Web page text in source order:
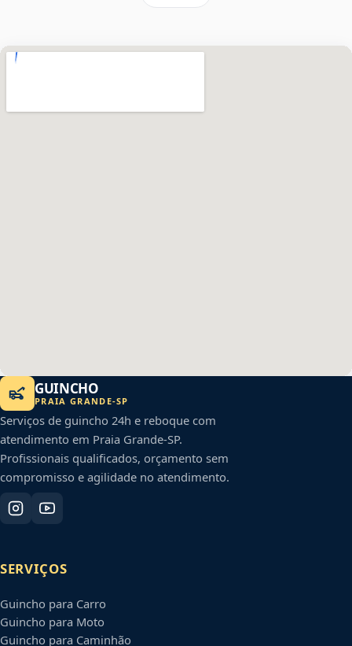
GUINCHO
PRAIA GRANDE-SP
Serviços de guincho 24h e reboque com
atendimento em Praia Grande-SP.
Profissionais qualificados, orçamento sem
compromisso e agilidade no atendimento.
SERVIÇOS
Guincho para Carro
Guincho para Moto
Guincho para Caminhão